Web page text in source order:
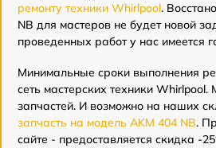
ремонту техники Whirlpool.
NB для мастеров не будет новой
проведенных работ у нас имеется
Минимальные сроки выполнения
сеть мастерских техники
запчастей. И возможно на наших
запчасть на модель AKM 404 NB.
сайте - предоставляется скидка -